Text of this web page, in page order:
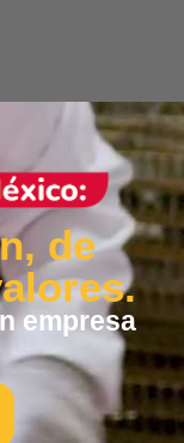
a un